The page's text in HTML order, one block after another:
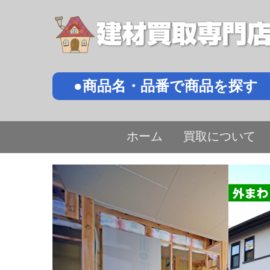
●商品名・品番で商品を探す
ホーム 買取について